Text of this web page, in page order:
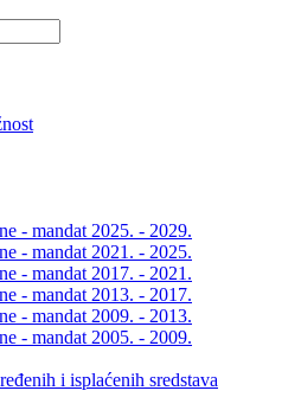
- mandat 2025. - 2029.
- mandat 2021. - 2025.
- mandat 2017. - 2021.
- mandat 2013. - 2017.
- mandat 2009. - 2013.
- mandat 2005. - 2009.
i isplaćenih sredstava